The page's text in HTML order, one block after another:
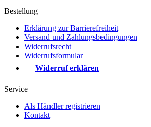
Bestellung
Erklärung zur Barrierefreiheit
Versand und Zahlungsbedingungen
Widerrufsrecht
Widerrufsformular
Widerruf erklären
Service
Als Händler registrieren
Kontakt